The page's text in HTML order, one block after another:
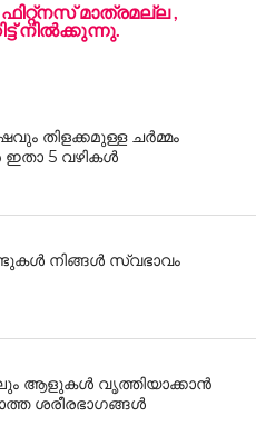
മാത്രമല്ല ,
നിൽക്കുന്നു.
തിളക്കമുള്ള ചർമ്മം
ഇതാ 5 വഴികൾ
നിങ്ങൾ സ്വഭാവം
ആളുകള്‍ വൃത്തിയാക്കാന്‍
ശരീരഭാഗങ്ങള്‍